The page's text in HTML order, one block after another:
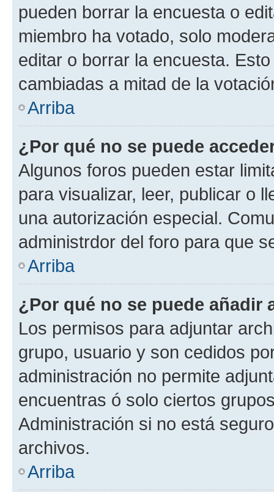
pueden borrar la encuesta o
miembro ha votado, solo
editar o borrar la encuesta.
cambiadas a mitad de la
Arriba
¿Por qué no se puede
Algunos foros pueden estar
para visualizar, leer, publicar o
una autorización especial.
administrdor del foro para que
Arriba
¿Por qué no se puede añadir
Los permisos para adjuntar
grupo, usuario y son cedidos
administración no permite
encuentras ó solo ciertos
Administración si no está
archivos.
Arriba